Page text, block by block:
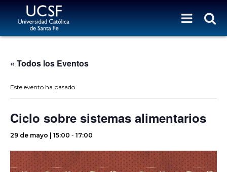
« Todos los Eventos
Este evento ha pasado.
Ciclo sobre sistemas alimentarios
29 de mayo | 15:00 - 17:00